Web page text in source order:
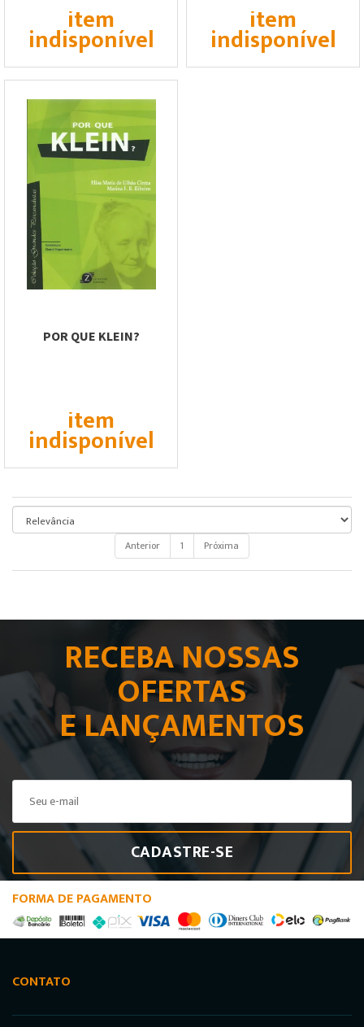
item
indisponível
item
indisponível
POR QUE KLEIN?
item
indisponível
Anterior 1 Próxima
RECEBA NOSSAS
OFERTAS
E LANÇAMENTOS
CADASTRE-SE
FORMA DE PAGAMENTO
CONTATO